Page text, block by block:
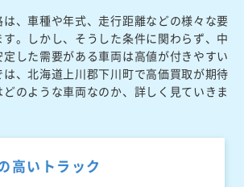
は、車種や年式、走行距離などの様々な要
。しかし、そうした条件に関わらず、中
した需要がある車両は高値が付きやすい
、北海道上川郡下川町で高価買取が期待
のような車両なのか、詳しく見ていきま
高いトラック